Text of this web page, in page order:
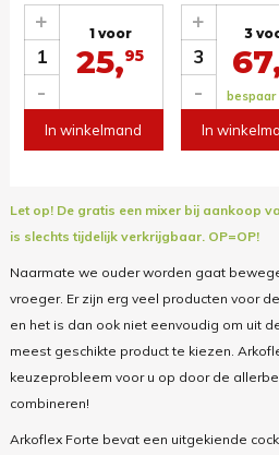
1
-
+ 1 voor
25,95
In winkelmand
3
-
+ 3
bespaar
In
Let op! De gratis een mixer bij aankoop
is slechts tijdelijk verkrijgbaar. OP=OP!
Naarmate we ouder worden gaat
vroeger. Er zijn erg veel producten voor
en het is dan ook niet eenvoudig om uit
meest geschikte product te kiezen.
keuzeprobleem voor u op door de
combineren!
Arkoflex Forte bevat een uitgekiende